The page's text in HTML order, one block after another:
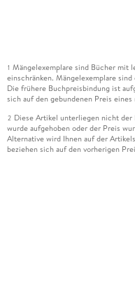
1 Mängelexemplare sind Bücher mit
einschränken. Mängelexemplare
Die frühere Buchpreisbindung ist
sich auf den gebundenen Preis eines
2 Diese Artikel unterliegen nicht
wurde aufgehoben oder der Preis
Alternative wird Ihnen auf der
beziehen sich auf den vorherigen